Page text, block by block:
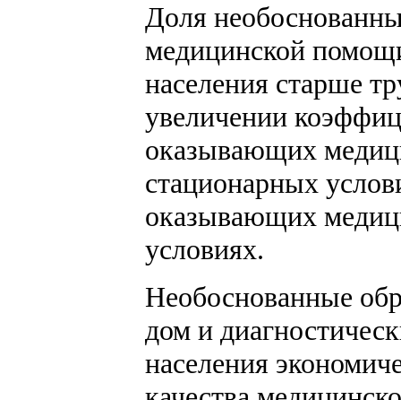
Доля
медицинской
населения старше
увеличении
оказывающих
стационарных
оказывающих
условиях.
Необоснованные
дом и
населения